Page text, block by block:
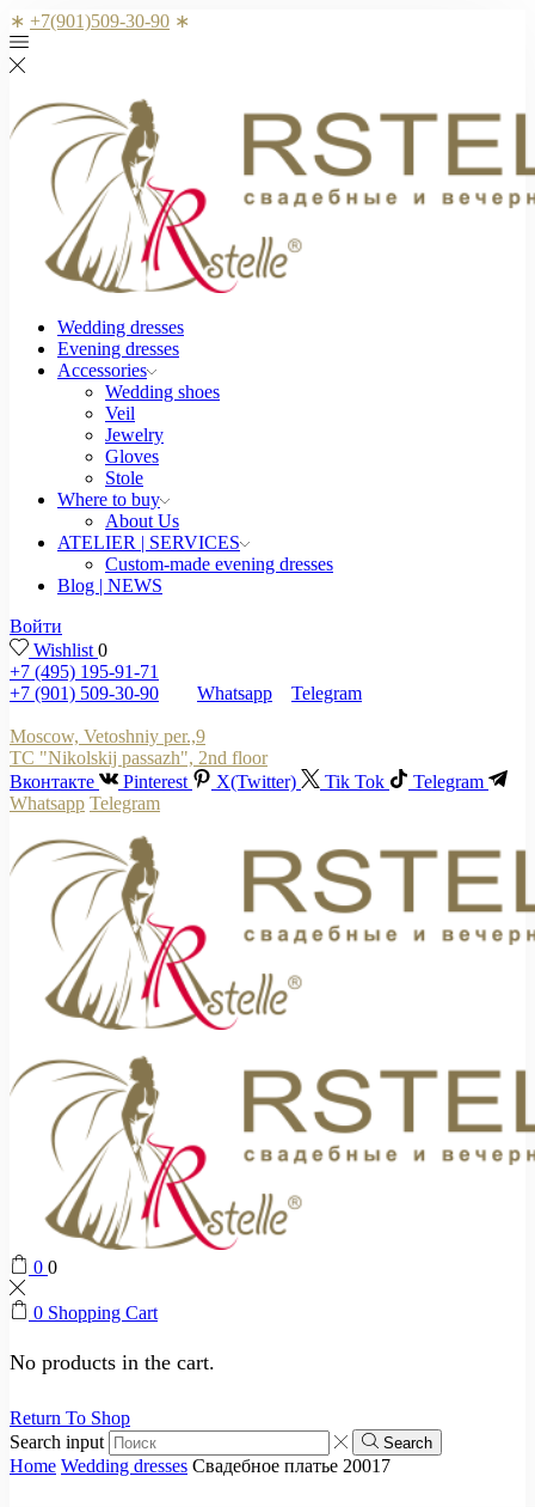
∗ +7(901)509-30-90 ∗
Wedding dresses
Evening dresses
Accessories
Wedding shoes
Veil
Jewelry
Gloves
Stole
Where to buy
About Us
ATELIER | SERVICES
Custom-made evening dresses
Blog | NEWS
Войти
Wishlist 0
+7 (495) 195-91-71
+7 (901) 509-30-90
Whatsapp Telegram
Moscow, Vetoshniy per.,9
TC "Nikolskij passazh", 2nd floor
Вконтакте
Pinterest X(Twitter) Tik Tok
Telegram
Whatsapp Telegram
0 0
0 Shopping Cart
No products in the cart.
Return To Shop
Search input
Search
Home Wedding dresses Свадебное платье 20017